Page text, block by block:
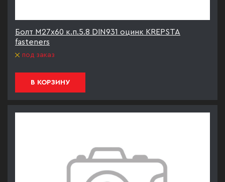
Болт М27х60 к.п.5.8 DIN931 оцинк KREPSTA
fasteners
под заказ
В КОРЗИНУ